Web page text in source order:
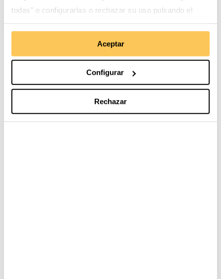
todas" o configurarlas o rechazar su uso pulsando el
Aceptar
Configurar
Rechazar
Gestión social del agua
Desarrollo de cadenas
Derechos de las
Derechos de la infancia
y adolescencia
Blog
Actualidad